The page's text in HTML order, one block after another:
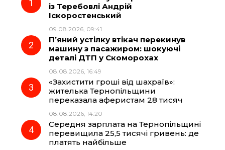
o
k
r
a
m
A
p
із Теребовлі Андрій
Іскоростенський
09.08.2026, 09:41
П’яний устілку втікач перекинув
машину з пасажиром: шокуючі
деталі ДТП у Скоморохах
08.08.2026, 16:49
«Захистити гроші від шахраїв»:
жителька Тернопільщини
переказала аферистам 28 тисяч
08.08.2026, 14:20
Середня зарплата на Тернопільщині
перевищила 25,5 тисячі гривень: де
платять найбільше